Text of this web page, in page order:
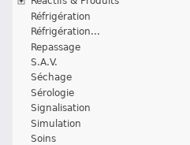
Réfrigération
Réfrigération...
Repassage
S.A.V.
Séchage
Sérologie
Signalisation
Simulation
Soins